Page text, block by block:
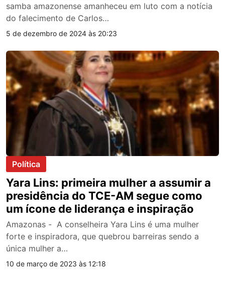
samba amazonense amanheceu em luto com a notícia
do falecimento de Carlos…
5 de dezembro de 2024 às 20:23
Política
Yara Lins: primeira mulher a assumir a
presidência do TCE-AM segue como
um ícone de liderança e inspiração
Amazonas - A conselheira Yara Lins é uma mulher
forte e inspiradora, que quebrou barreiras sendo a
única mulher a…
10 de março de 2023 às 12:18